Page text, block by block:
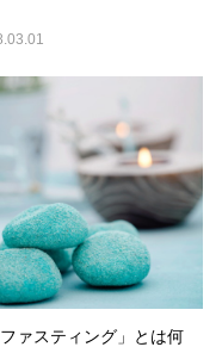
ファスティング」とは何